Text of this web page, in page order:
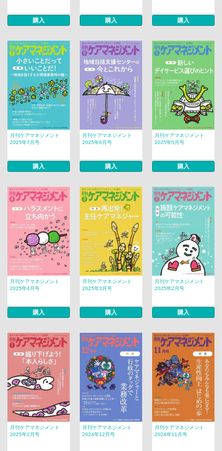
購入 購入 購入
月刊ケアマネジメント
2025年7月号
購入
月刊ケアマネジメント
2025年6月号
購入
月刊ケアマネジメント
2025年5月号
購入
月刊ケアマネジメント
2025年4月号
購入
月刊ケアマネジメント
2025年3月号
購入
月刊ケアマネジメント
2025年2月号
購入
月刊ケアマネジメント
2025年1月号
月刊ケアマネジメント
2024年12月号
月刊ケアマネジメント
2024年11月号